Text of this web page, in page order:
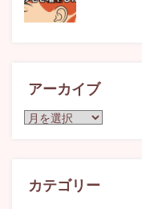
アーカイブ
ア
ブ
カテゴリー